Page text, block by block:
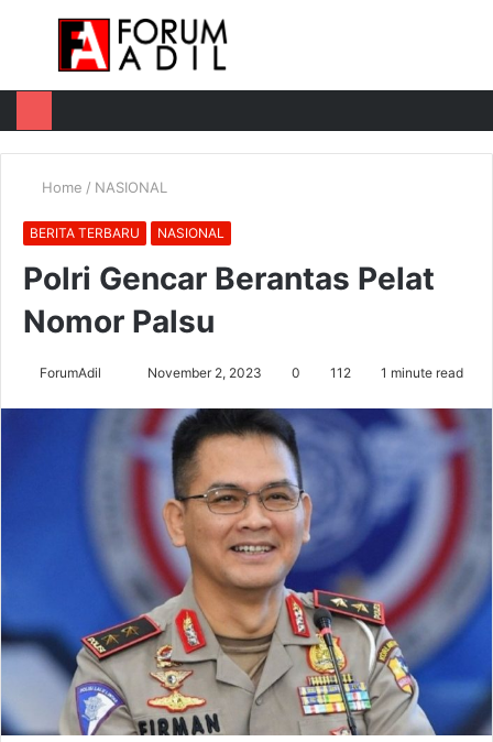
Menu
Home / NASIONAL
BERITA TERBARU NASIONAL
Polri Gencar Berantas Pelat
Nomor Palsu
ForumAdil November 2, 2023 0 112 1 minute read